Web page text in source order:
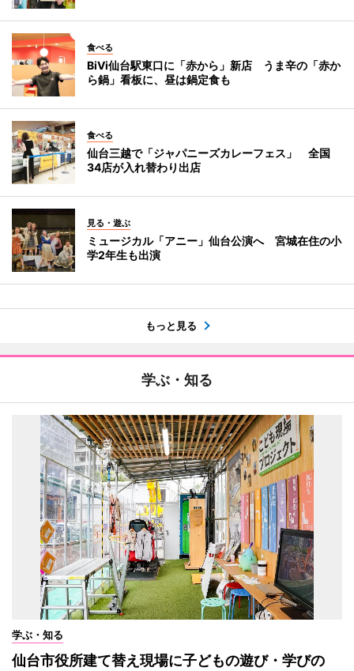
食べる
BiVi仙台駅東口に「赤から」新店 うま辛の「赤か
ら鍋」看板に、昼は鍋定食も
食べる
仙台三越で「ジャパニーズカレーフェス」 全国
34店が入れ替わり出店
見る・遊ぶ
ミュージカル「アニー」仙台公演へ 宮城在住の小
学2年生も出演
もっと見る
学ぶ・知る
学ぶ・知る
仙台市役所建て替え現場に子どもの遊び・学びの